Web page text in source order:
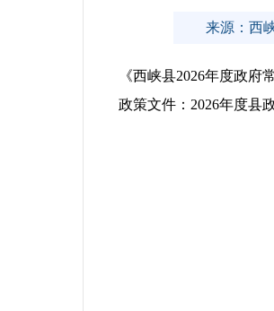
来源：西
《西峡县2026年度政府
政策文件： 2026年度县